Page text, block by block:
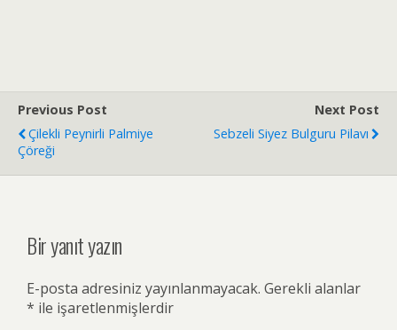
Previous Post
Çilekli Peynirli Palmiye
Çöreği
Next Post
Sebzeli Siyez Bulguru Pilavı
Bir yanıt yazın
E-posta adresiniz yayınlanmayacak. Gerekli alanlar
* ile işaretlenmişlerdir